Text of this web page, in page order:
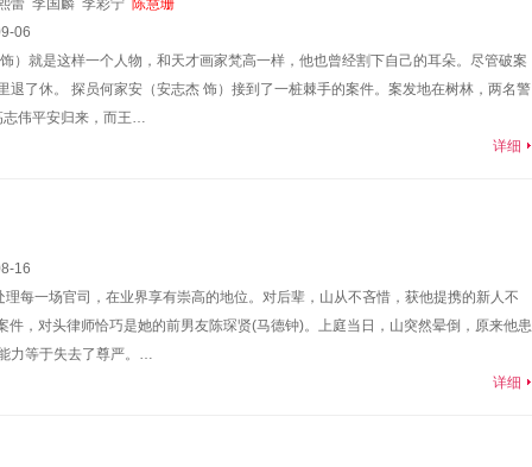
蕾 李国麟 李彩宁 陈慧珊
06
）就是这样一个人物，和天才画家梵高一样，他也曾经割下自己的耳朵。尽管破案
了休。 探员何家安（安志杰 饰）接到了一桩棘手的案件。案发地在树林，两名警
志伟平安归来，而王…
详细
16
每一场官司，在业界享有崇高的地位。对后辈，山从不吝惜，获他提携的新人不
，对头律师恰巧是她的前男友陈琛贤(马德钟)。上庭当日，山突然晕倒，原来他患
力等于失去了尊严。…
详细